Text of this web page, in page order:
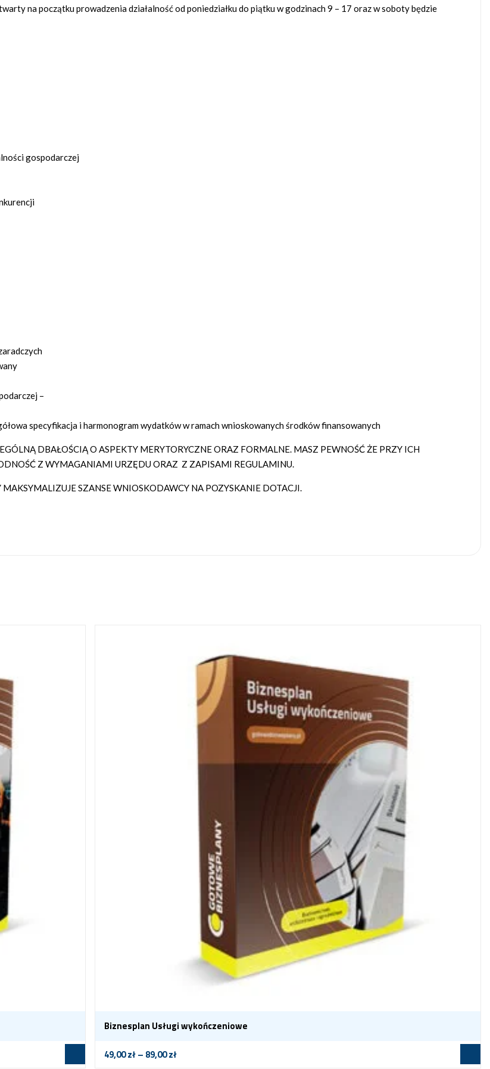
na początku prowadzenia działalność od poniedziałku do piątku w godzinach 9 – 17 oraz w soboty będzie
gospodarczej
–
specyfikacja i harmonogram wydatków w ramach wnioskowanych środków finansowanych
DBAŁOŚCIĄ O ASPEKTY MERYTORYCZNE ORAZ FORMALNE. MASZ PEWNOŚĆ ŻE PRZY ICH
Z WYMAGANIAMI URZĘDU ORAZ Z ZAPISAMI REGULAMINU.
SZANSE WNIOSKODAWCY NA POZYSKANIE DOTACJI.
Biznesplan Usługi wykończeniowe
49,00zł– 89,00zł